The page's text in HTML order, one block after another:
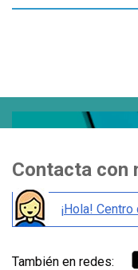
Contacta con
¡Hola!
También en redes: